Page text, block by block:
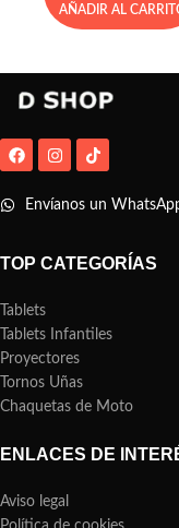
AÑADIR AL
Envíanos un
TOP CATEGORÍAS
Tablets
Tablets Infantiles
Proyectores
Tornos Uñas
Chaquetas de Moto
ENLACES DE
Aviso legal